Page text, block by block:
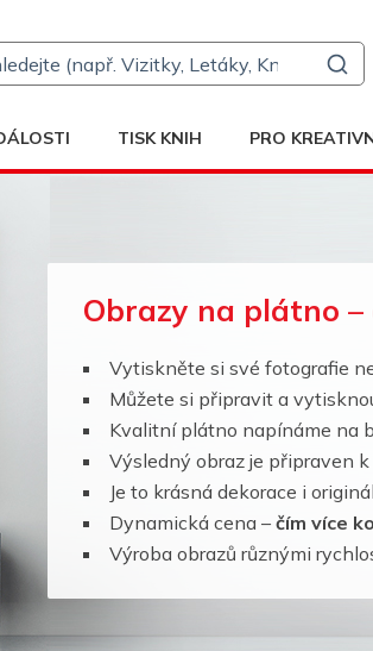
TISK KNIH PRO
Obrazy na plátno –
Vytiskněte si své fotografie
Můžete si připravit a
Kvalitní plátno napínáme na
Výsledný obraz je připraven
Je to krásná dekorace i
Dynamická cena – čím více
Výroba obrazů různými